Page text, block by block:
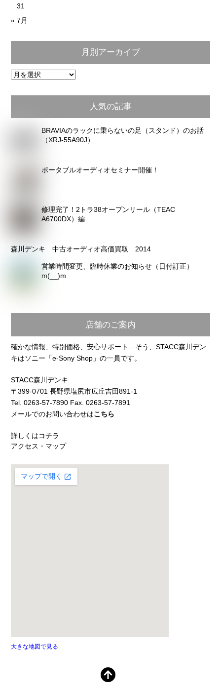
31
« 7月
月別アーカイブ
月
ア
カ
人気の記事
BRAVIAのラックに乗らないの足（スタンド）のお話
（XRJ-55A90J）
ポータブルオーディオセミナー開催！
修理完了！2トラ38オープンリール（TEAC
A6700DX）編
森川デンキ 中古オーディオ高価買取 2014
営業時間変更、臨時休業のお知らせ（日付訂正）
m(__)m
店舗のご案内
確かな情報、特別価格、安心サポート…そう、STACC森川デン
キはソニー「e-Sony Shop」の一員です。
STACC森川デンキ
〒399-0701 長野県塩尻市広丘吉田891-1
Tel. 0263-57-7890 Fax. 0263-57-7891
メールでのお問い合わせはこちら
詳しくはコチラ
アクセス・マップ
大きな地図で見る